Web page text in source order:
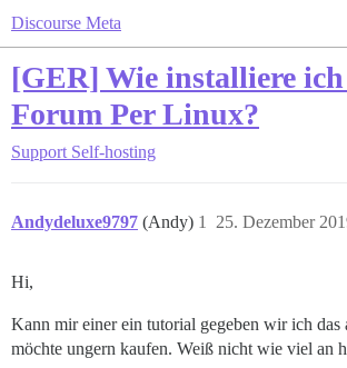
Discourse Meta
[GER] Wie installiere
Forum Per Linux?
Support Self-hosting
Andydeluxe9797 (Andy) 25. Dezember
1
Hi,
Kann mir einer ein tutorial gegeben wir ich das
möchte ungern kaufen. Weiß nicht wie viel an